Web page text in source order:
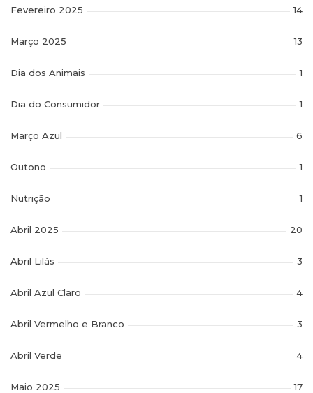
Fevereiro 2025 14
Março 2025 13
Dia dos Animais 1
Dia do Consumidor 1
Março Azul 6
Outono 1
Nutrição 1
Abril 2025 20
Abril Lilás 3
Abril Azul Claro 4
Abril Vermelho e Branco 3
Abril Verde 4
Maio 2025 17